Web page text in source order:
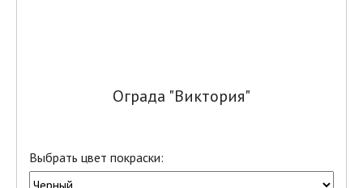
Ограда "Виктория"
Выбрать цвет покраски: